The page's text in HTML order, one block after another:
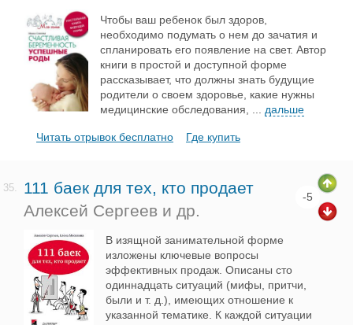
Чтобы ваш ребенок был здоров,
необходимо подумать о нем до зачатия и
спланировать его появление на свет. Автор
книги в простой и доступной форме
рассказывает, что должны знать будущие
родители о своем здоровье, какие нужны
медицинские обследования,
дальше
Читать отрывок бесплатно Где купить
35.
111 баек для тех, кто продает
Алексей Сергеев и др.
-5
В изящной занимательной форме
изложены ключевые вопросы
эффективных продаж. Описаны сто
одиннадцать ситуаций (мифы, притчи,
были и т. д.), имеющих отношение к
указанной тематике. К каждой ситуации